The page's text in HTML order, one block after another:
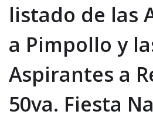
listado de las
a Pimpollo y
Aspirantes a
50va. Fiesta